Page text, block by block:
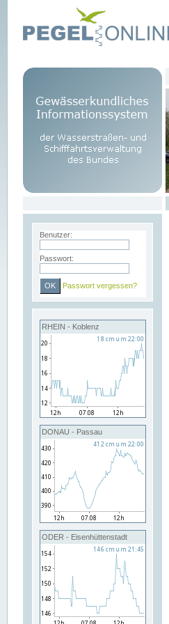
Benutzer:
Passwort:
Passwort vergessen?
RHEIN - Koblenz
DONAU - Passau
ODER - Eisenhüttenstadt